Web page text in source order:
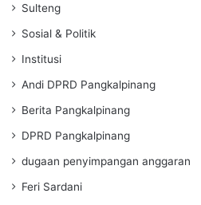
Sulteng
Sosial & Politik
Institusi
Andi DPRD Pangkalpinang
Berita Pangkalpinang
DPRD Pangkalpinang
dugaan penyimpangan anggaran
Feri Sardani